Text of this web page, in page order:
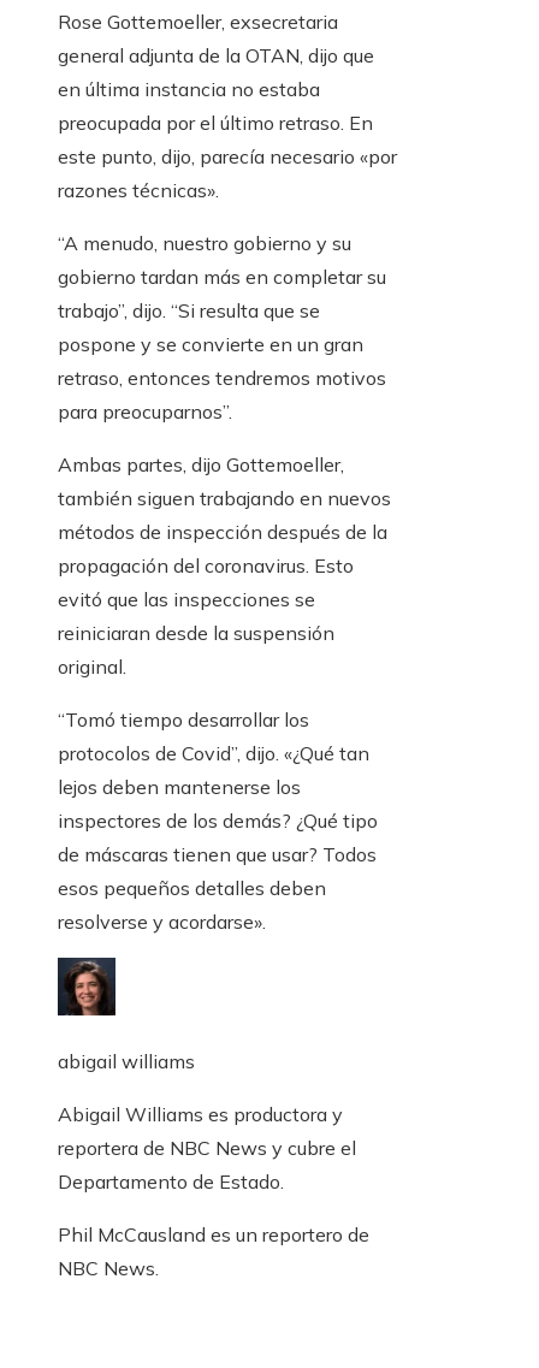
Rose Gottemoeller, exsecretaria
general adjunta de la OTAN, dijo que
en última instancia no estaba
preocupada por el último retraso. En
este punto, dijo, parecía necesario «por
razones técnicas».
“A menudo, nuestro gobierno y su
gobierno tardan más en completar su
trabajo”, dijo. “Si resulta que se
pospone y se convierte en un gran
retraso, entonces tendremos motivos
para preocuparnos”.
Ambas partes, dijo Gottemoeller,
también siguen trabajando en nuevos
métodos de inspección después de la
propagación del coronavirus. Esto
evitó que las inspecciones se
reiniciaran desde la suspensión
original.
“Tomó tiempo desarrollar los
protocolos de Covid”, dijo. «¿Qué tan
lejos deben mantenerse los
inspectores de los demás? ¿Qué tipo
de máscaras tienen que usar? Todos
esos pequeños detalles deben
resolverse y acordarse».
abigail williams
Abigail Williams es productora y
reportera de NBC News y cubre el
Departamento de Estado.
Phil McCausland es un reportero de
NBC News.